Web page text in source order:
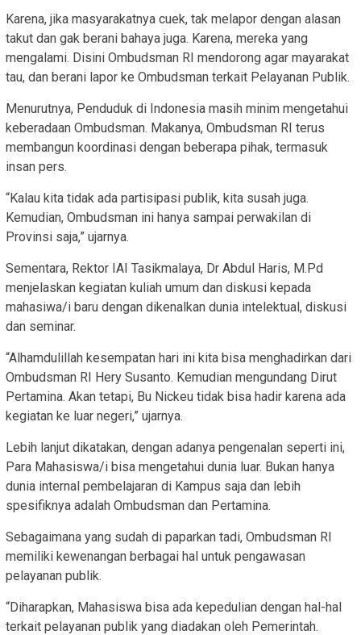
Karena, jika masyarakatnya cuek, tak melapor dengan alasan
takut dan gak berani bahaya juga. Karena, mereka yang
mengalami. Disini Ombudsman RI mendorong agar mayarakat
tau, dan berani lapor ke Ombudsman terkait Pelayanan Publik.
Menurutnya, Penduduk di Indonesia masih minim mengetahui
keberadaan Ombudsman. Makanya, Ombudsman RI terus
membangun koordinasi dengan beberapa pihak, termasuk
insan pers.
“Kalau kita tidak ada partisipasi publik, kita susah juga.
Kemudian, Ombudsman ini hanya sampai perwakilan di
Provinsi saja,” ujarnya.
Sementara, Rektor IAI Tasikmalaya, Dr Abdul Haris, M.Pd
menjelaskan kegiatan kuliah umum dan diskusi kepada
mahasiwa/i baru dengan dikenalkan dunia intelektual, diskusi
dan seminar.
“Alhamdulillah kesempatan hari ini kita bisa menghadirkan dari
Ombudsman RI Hery Susanto. Kemudian mengundang Dirut
Pertamina. Akan tetapi, Bu Nickeu tidak bisa hadir karena ada
kegiatan ke luar negeri,” ujarnya.
Lebih lanjut dikatakan, dengan adanya pengenalan seperti ini,
Para Mahasiswa/i bisa mengetahui dunia luar. Bukan hanya
dunia internal pembelajaran di Kampus saja dan lebih
spesifiknya adalah Ombudsman dan Pertamina.
Sebagaimana yang sudah di paparkan tadi, Ombudsman RI
memiliki kewenangan berbagai hal untuk pengawasan
pelayanan publik.
“Diharapkan, Mahasiswa bisa ada kepedulian dengan hal-hal
terkait pelayanan publik yang diadakan oleh Pemerintah.